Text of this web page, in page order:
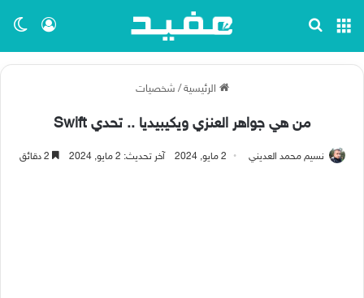
تسجيل القائمة
الرئيسية / شخصيات
من هي جواهر العنزي ويكيبيديا .. تحدي Swift
نسيم محمد العديني 2 مايو, 2024 آخر تحديث: 2 مايو, 2024